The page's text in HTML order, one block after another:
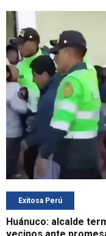
Exitosa Perú
Huánuco: alcalde
vecinos ante